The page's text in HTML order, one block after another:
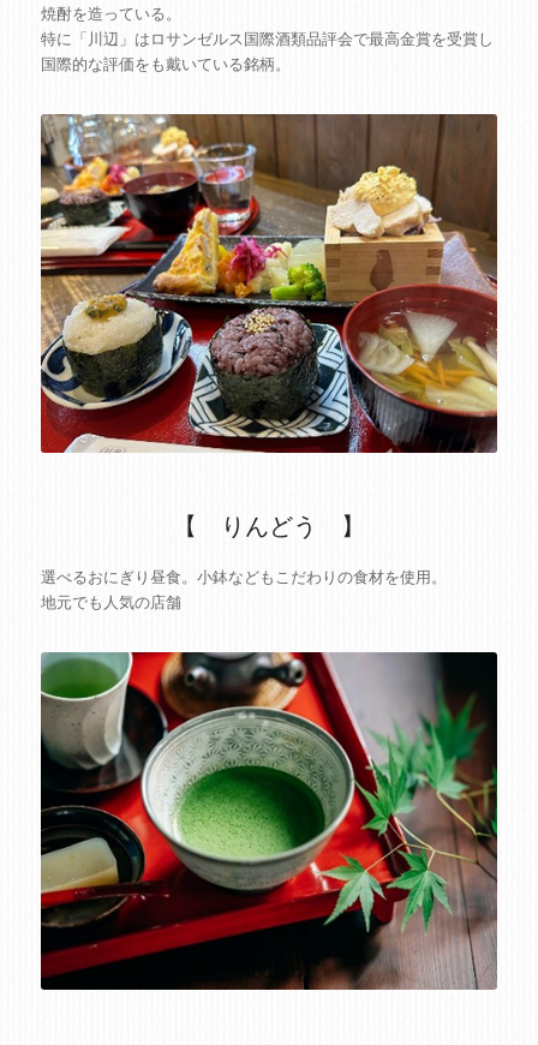
焼酎を造っている。
特に「川辺」はロサンゼルス国際酒類品評会で最高金賞を受賞し
国際的な評価をも戴いている銘柄。
【 りんどう 】
選べるおにぎり昼食。小鉢などもこだわりの食材を使用。
地元でも人気の店舗